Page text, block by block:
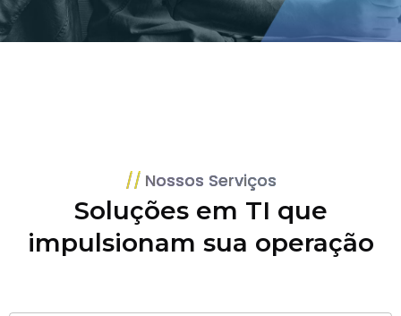
Nossos Serviços
Soluções em TI que
impulsionam sua operação